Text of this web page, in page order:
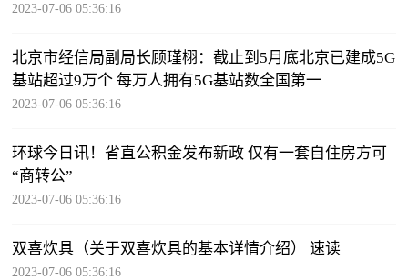
2023-07-06 05:36:16
北京市经信局副局长顾瑾栩：截止到5月底北京已建成5G
基站超过9万个 每万人拥有5G基站数全国第一
2023-07-06 05:36:16
环球今日讯！省直公积金发布新政 仅有一套自住房方可
“商转公”
2023-07-06 05:36:16
双喜炊具（关于双喜炊具的基本详情介绍） 速读
2023-07-06 05:36:16